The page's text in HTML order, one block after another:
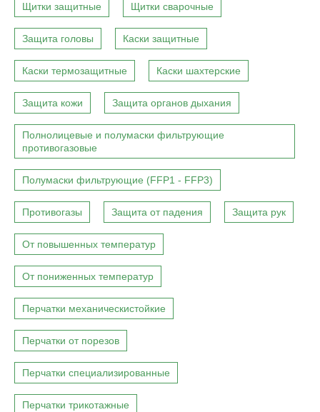
Щитки защитные Щитки сварочные
Защита головы Каски защитные
Каски термозащитные Каски шахтерские
Защита кожи Защита органов дыхания
Полнолицевые и полумаски фильтрующие
противогазовые
Полумаски фильтрующие (FFP1 - FFP3)
Противогазы Защита от падения Защита рук
От повышенных температур
От пониженных температур
Перчатки механическистойкие
Перчатки от порезов
Перчатки специализированные
Перчатки трикотажные